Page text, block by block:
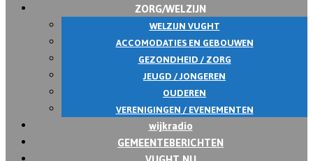
ZORG/WELZIJN
WELZIJN VUGHT
ACCOMODATIES EN GEBOUWEN
GEZONDHEID / ZORG
JEUGD / JONGEREN
OUDEREN
VERENIGINGEN / EVENEMENTEN
wijkradio
GEMEENTEBERICHTEN